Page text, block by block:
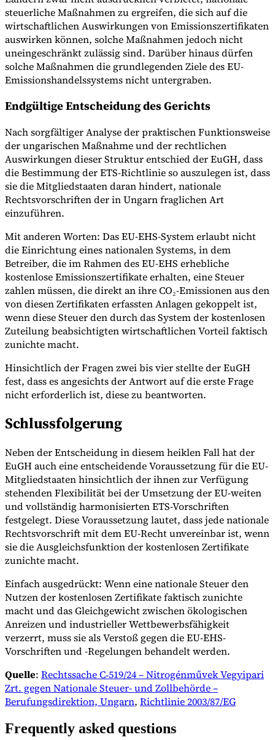
steuerliche Maßnahmen zu ergreifen, die sich auf die
wirtschaftlichen Auswirkungen von Emissionszertifikaten
auswirken können, solche Maßnahmen jedoch nicht
uneingeschränkt zulässig sind. Darüber hinaus dürfen
solche Maßnahmen die grundlegenden Ziele des EU-
Emissionshandelssystems nicht untergraben.
Endgültige Entscheidung des Gerichts
Nach sorgfältiger Analyse der praktischen Funktionsweise
der ungarischen Maßnahme und der rechtlichen
Auswirkungen dieser Struktur entschied der EuGH, dass
die Bestimmung der ETS-Richtlinie so auszulegen ist, dass
sie die Mitgliedstaaten daran hindert, nationale
Rechtsvorschriften der in Ungarn fraglichen Art
einzuführen.
Mit anderen Worten: Das EU-EHS-System erlaubt nicht
die Einrichtung eines nationalen Systems, in dem
Betreiber, die im Rahmen des EU-EHS erhebliche
kostenlose Emissionszertifikate erhalten, eine Steuer
zahlen müssen, die direkt an ihre CO₂-Emissionen aus den
von diesen Zertifikaten erfassten Anlagen gekoppelt ist,
wenn diese Steuer den durch das System der kostenlosen
Zuteilung beabsichtigten wirtschaftlichen Vorteil faktisch
zunichte macht.
Hinsichtlich der Fragen zwei bis vier stellte der EuGH
fest, dass es angesichts der Antwort auf die erste Frage
nicht erforderlich ist, diese zu beantworten.
Schlussfolgerung
Neben der Entscheidung in diesem heiklen Fall hat der
EuGH auch eine entscheidende Voraussetzung für die EU-
Mitgliedstaaten hinsichtlich der ihnen zur Verfügung
stehenden Flexibilität bei der Umsetzung der EU-weiten
und vollständig harmonisierten ETS-Vorschriften
festgelegt. Diese Voraussetzung lautet, dass jede nationale
Rechtsvorschrift mit dem EU-Recht unvereinbar ist, wenn
sie die Ausgleichsfunktion der kostenlosen Zertifikate
zunichte macht.
Einfach ausgedrückt: Wenn eine nationale Steuer den
Nutzen der kostenlosen Zertifikate faktisch zunichte
macht und das Gleichgewicht zwischen ökologischen
Anreizen und industrieller Wettbewerbsfähigkeit
verzerrt, muss sie als Verstoß gegen die EU-EHS-
Vorschriften und -Regelungen behandelt werden.
Quelle: Rechtssache C‑519/24 – Nitrogénművek Vegyipari
Zrt. gegen Nationale Steuer- und Zollbehörde –
Berufungsdirektion, Ungarn, Richtlinie 2003/87/EG
Frequently asked questions